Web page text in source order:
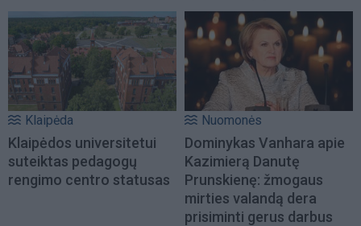
Klaipėda
Klaipėdos universitetui
suteiktas pedagogų
rengimo centro statusas
Nuomonės
Dominykas Vanhara apie
Kazimierą Danutę
Prunskienę: žmogaus
mirties valandą dera
prisiminti gerus darbus